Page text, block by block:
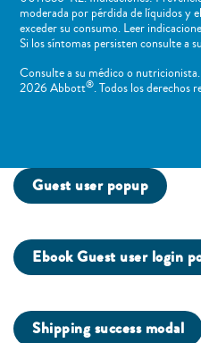
moderada por pérdida de líquidos y
exceder su consumo. Leer
Si los síntomas persisten consulte a
Consulte a su médico o nutricionista.
2026 Abbott®. Todos los derechos
Guest user popup
Ebook Guest user login
Shipping success modal